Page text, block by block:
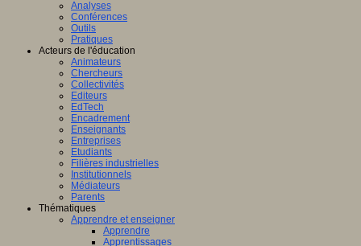
Analyses
Conférences
Outils
Pratiques
Acteurs de l'éducation
Animateurs
Chercheurs
Collectivités
Editeurs
EdTech
Encadrement
Enseignants
Entreprises
Etudiants
Filières industrielles
Institutionnels
Médiateurs
Parents
Thématiques
Apprendre et enseigner
Apprendre
Apprentissages